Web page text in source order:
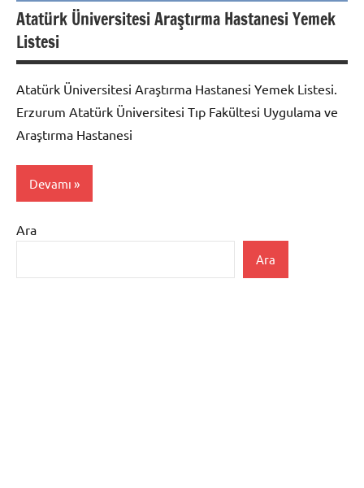
Atatürk Üniversitesi Araştırma Hastanesi Yemek
Listesi
Atatürk Üniversitesi Araştırma Hastanesi Yemek Listesi.
Erzurum Atatürk Üniversitesi Tıp Fakültesi Uygulama ve
Araştırma Hastanesi
Devamı
Uncategorized
Ara
Ara